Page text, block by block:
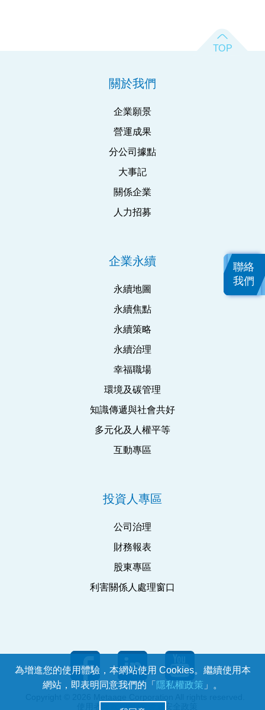
關於我們
企業願景
營運成果
分公司據點
大事記
關係企業
人力招募
企業永續
永續地圖
永續焦點
永續策略
永續治理
幸福職場
環境及碳管理
知識傳遞與社會共好
多元化及人權平等
互動專區
投資人專區
公司治理
財務報表
股東專區
利害關係人處理窗口
ISMS 資通安全政策
為增進您的使用體驗，本網站使用 Cookies。繼續使用本
網站，即表明同意我們的「 隱私權政策 」。
聯絡
我們